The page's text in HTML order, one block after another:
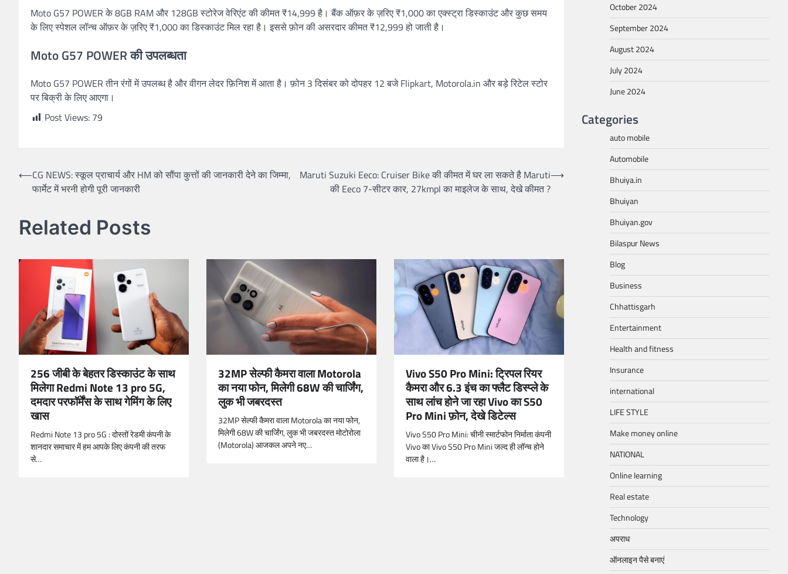
Moto G57 POWER के 8GB RAM और 128GB स्टोरेज वेरिएंट की कीमत ₹14,999 है। बैंक ऑफ़र के ज़रिए ₹1,000 का एक्स्ट्रा डिस्काउंट और कुछ समय
के लिए स्पेशल लॉन्च ऑफ़र के ज़रिए ₹1,000 का डिस्काउंट मिल रहा है। इससे फ़ोन की असरदार कीमत ₹12,999 हो जाती है।
Moto G57 POWER की उपलब्धता
Moto G57 POWER तीन रंगों में उपलब्ध है और वीगन लेदर फ़िनिश में आता है। फ़ोन 3 दिसंबर को दोपहर 12 बजे Flipkart, Motorola.in और बड़े रिटेल स्टोर
पर बिक्री के लिए आएगा।
Post Views: 79
Post
navigation
⟵CG NEWS: स्कूल प्राचार्य और HM को सौंपा कुत्तों की जानकारी देने का जिम्मा,
फार्मेट में भरनी होगी पूरी जानकारी
Maruti Suzuki Eeco: Cruiser Bike की कीमत में घर ला सकते है Maruti
की Eeco 7-सीटर कार, 27kmpl का माइलेज के साथ, देखे कीमत ?
⟶
Related Posts
256 जीबी के बेहतर डिस्काउंट के साथ
मिलेगा Redmi Note 13 pro 5G,
दमदार परफॉर्मेंस के साथ गेमिंग के लिए
खास
Redmi Note 13 pro 5G : दोस्तों रेडमी कंपनी के
शानदार समाचार में हम आपके लिए कंपनी की तरफ
से…
32MP सेल्फी कैमरा वाला Motorola
का नया फोन, मिलेगी 68W की चार्जिंग,
लुक भी जबरदस्त
32MP सेल्फी कैमरा वाला Motorola का नया फोन,
मिलेगी 68W की चार्जिंग, लुक भी जबरदस्त मोटोरोला
(Motorola) आजकल अपने नए…
Vivo S50 Pro Mini: ट्रिपल रियर
कैमरा और 6.3 इंच का फ्लैट डिस्प्ले के
साथ लांच होने जा रहा Vivo का S50
Pro Mini फ़ोन, देखे डिटेल्स
Vivo S50 Pro Mini: चीनी स्मार्टफोन निर्माता कंपनी
Vivo का Vivo S50 Pro Mini जल्द ही लॉन्च होने
वाला है।…
October 2024
September 2024
August 2024
July 2024
June 2024
Categories
auto mobile
Automobile
Bhuiya.in
Bhuiyan
Bhuiyan.gov
Bilaspur News
Blog
Business
Chhattisgarh
Entertainment
Health and fitness
Insurance
international
LIFE STYLE
Make money online
NATIONAL
Online learning
Real estate
Technology
अपराध
ऑनलाइन पैसे बनाएं